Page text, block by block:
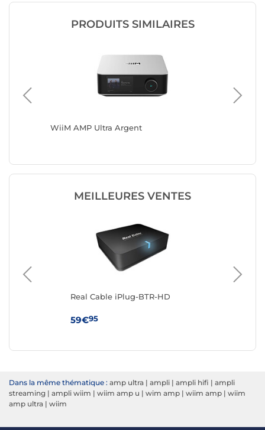
PRODUITS SIMILAIRES
WiiM AMP Ultra Argent
MEILLEURES VENTES
Real Cable iPlug-BTR-HD
59€95
Dans la même thématique : amp ultra | ampli | ampli hifi | ampli
streaming | ampli wiim | wiim amp u | wim amp | wiim amp | wiim
amp ultra | wiim